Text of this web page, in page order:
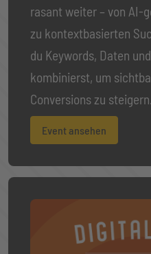
rasant weiter – von AI-
zu kontextbasierten
du Keywords, Daten
kombinierst, um
Conversions zu steigern.
Event ansehen